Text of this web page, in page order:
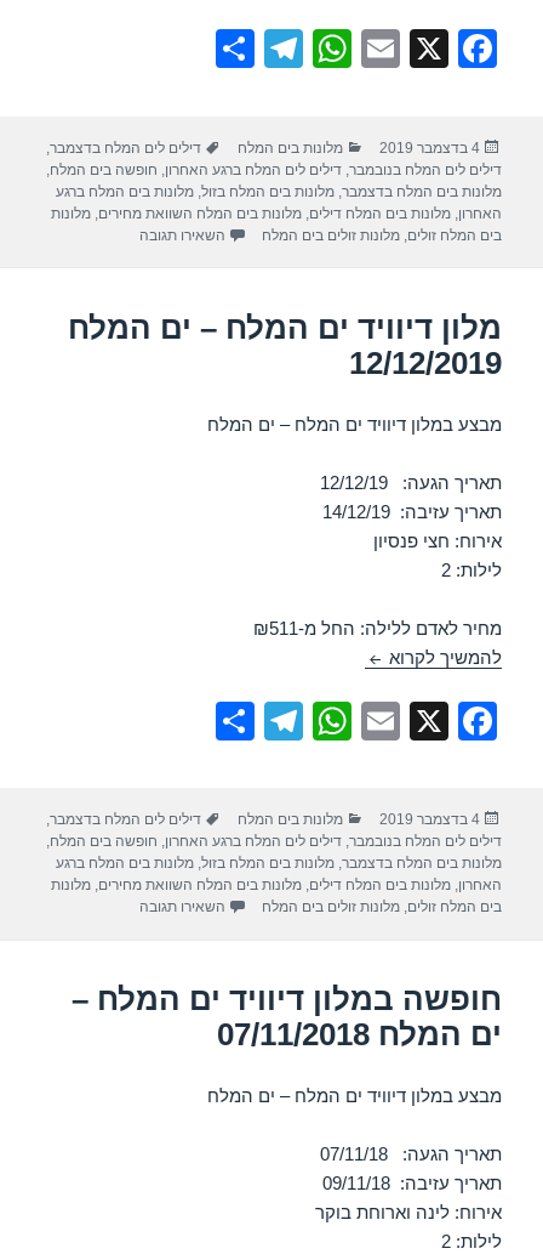
F
e
b
o
k
X
E
W
s
A
p
T
gr
a
m
e
פורסם
בתאריך
4 בדצמבר 2019 קטגוריות
מלונות בים המלח תגיות
דילים לים המלח בדצמבר,
דילים לים המלח בנובמבר,דילים לים המלח ברגע האחרון, חופשה בים המלח,
מלונות בים המלח בדצמבר,מלונות בים המלח בזול,מלונות בים המלח ברגע
האחרון,מלונות בים המלח דילים,מלונות בים המלח השוואת מחירים,מלונות
בים המלח זולים,מלונות זולים בים המלח השאירו תגובה
מלון דיוויד ים המלח – ים המלח
12/12/2019
מבצע במלון דיוויד ים המלח – ים המלח
תאריך הגעה: 12/12/19
תאריך עזיבה: 14/12/19
אירוח: חצי פנסיון
לילות: 2
מחיר לאדם ללילה: החל מ-₪511
להמשיך לקרוא מלון דיוויד ים המלח – ים המלח 12/12/2019
F
e
b
o
k
X
E
W
s
A
p
T
gr
a
m
e
פורסם
בתאריך
4 בדצמבר 2019 קטגוריות
מלונות בים המלח תגיות
דילים לים המלח בדצמבר,
דילים לים המלח בנובמבר,דילים לים המלח ברגע האחרון, חופשה בים המלח,
מלונות בים המלח בדצמבר,מלונות בים המלח בזול,מלונות בים המלח ברגע
האחרון,מלונות בים המלח דילים,מלונות בים המלח השוואת מחירים,מלונות
בים המלח זולים,מלונות זולים בים המלח השאירו תגובה
חופשה במלון דיוויד ים המלח –
ים המלח 07/11/2018
מבצע במלון דיוויד ים המלח – ים המלח
תאריך הגעה: 07/11/18
תאריך עזיבה: 09/11/18
אירוח: לינה וארוחת בוקר
לילות: 2